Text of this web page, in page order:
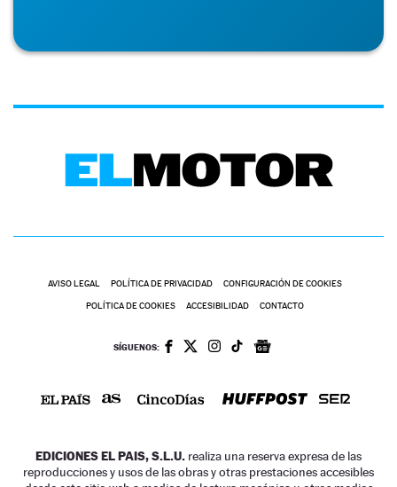
AVISO LEGAL POLÍTICA DE PRIVACIDAD CONFIGURACIÓN DE COOKIES
POLÍTICA DE COOKIES ACCESIBILIDAD CONTACTO
SÍGUENOS:
EDICIONES EL PAIS, S.L.U. realiza una reserva expresa de las
reproducciones y usos de las obras y otras prestaciones accesibles